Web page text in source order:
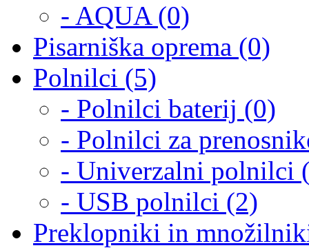
- AQUA (0)
Pisarniška oprema (0)
Polnilci (5)
- Polnilci baterij (0)
- Polnilci za
- Univerzalni polnilci
- USB polnilci (2)
Preklopniki in